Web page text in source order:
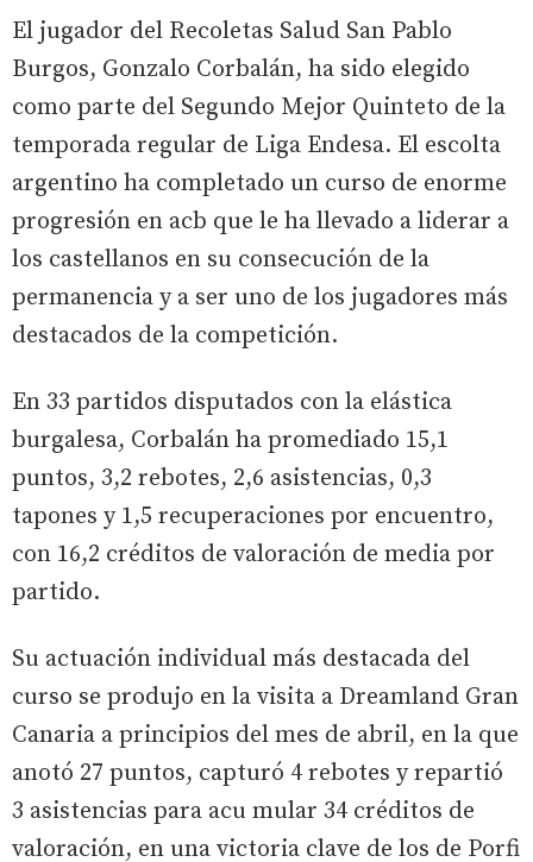
El jugador del Recoletas Salud San Pablo
Burgos, Gonzalo Corbalán, ha sido elegido
como parte del Segundo Mejor Quinteto de la
temporada regular de Liga Endesa. El escolta
argentino ha completado un curso de enorme
progresión en acb que le ha llevado a liderar a
los castellanos en su consecución de la
permanencia y a ser uno de los jugadores más
destacados de la competición.
En 33 partidos disputados con la elástica
burgalesa, Corbalán ha promediado 15,1
puntos, 3,2 rebotes, 2,6 asistencias, 0,3
tapones y 1,5 recuperaciones por encuentro,
con 16,2 créditos de valoración de media por
partido.
Su actuación individual más destacada del
curso se produjo en la visita a Dreamland Gran
Canaria a principios del mes de abril, en la que
anotó 27 puntos, capturó 4 rebotes y repartió
3 asistencias para acu mular 34 créditos de
valoración, en una victoria clave de los de Porfi